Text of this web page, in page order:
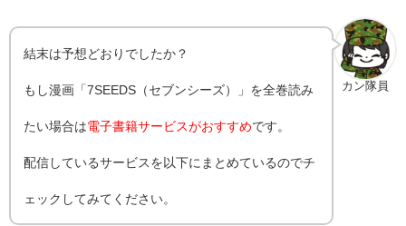
カン隊員
結末は予想どおりでしたか？
もし漫画「7SEEDS（セブンシーズ）」を全巻読み
たい場合は電子書籍サービスがおすすめです。
配信しているサービスを以下にまとめているのでチ
ェックしてみてください。